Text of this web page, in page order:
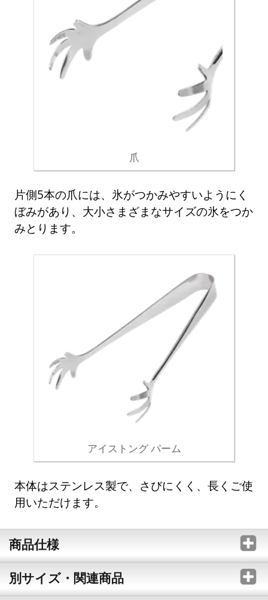
爪
片側5本の爪には、氷がつかみやすいようにく
ぼみがあり、大小さまざまなサイズの氷をつか
みとります。
アイストング パーム
本体はステンレス製で、さびにくく、長くご使
用いただけます。
商品仕様
別サイズ・関連商品